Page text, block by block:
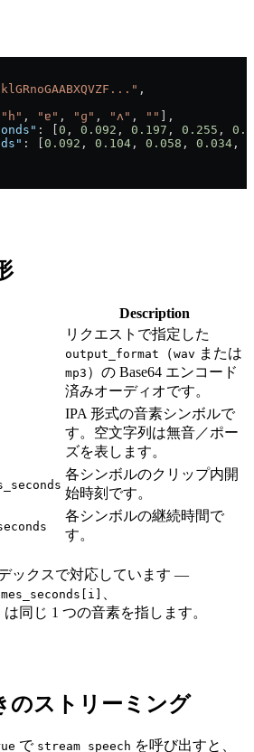
,
"h" , "ɐ" , "ɡ" , "ʌ" , ""
],
: [ 0 , 0.092 , 0.197 , 0.255 ,
: [ 0.092 , 0.104 , 0.058 , 0.034 ,
Description
リクエストで指定した
output_format （wav または
mp3 ）の Base64 エンコード
済みオーディオです。
IPA 形式の音素シンボルで
す。空文字列は無音／ポー
ズを表します。
各シンボルのクリップ内開
始時刻です。
各シンボルの継続時間で
す。
ックスで対応しています —
は同じ 1 つの音素を指します。
のストリーミング
で stream_speech を呼び出すと、